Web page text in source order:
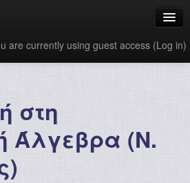
are currently using guest access (Log in)
στη
Άλγεβρα (Ν.